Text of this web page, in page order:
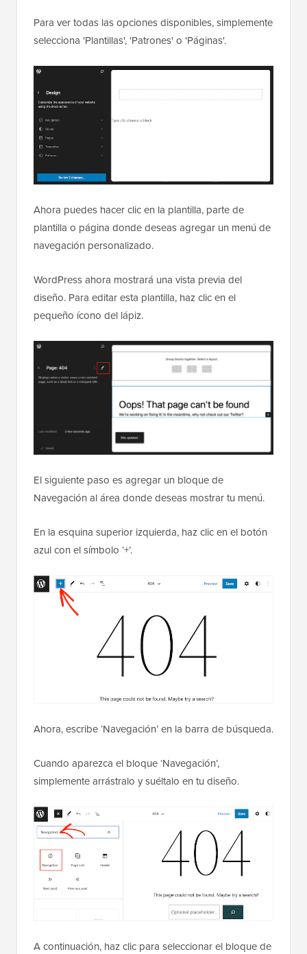
Para ver todas las opciones disponibles, simplemente
selecciona 'Plantillas', 'Patrones' o 'Páginas'.
Ahora puedes hacer clic en la plantilla, parte de
plantilla o página donde deseas agregar un menú de
navegación personalizado.
WordPress ahora mostrará una vista previa del
diseño. Para editar esta plantilla, haz clic en el
pequeño ícono del lápiz.
El siguiente paso es agregar un bloque de
Navegación al área donde deseas mostrar tu menú.
En la esquina superior izquierda, haz clic en el botón
azul con el símbolo ‘+’.
Ahora, escribe ‘Navegación’ en la barra de búsqueda.
Cuando aparezca el bloque ‘Navegación’,
simplemente arrástralo y suéltalo en tu diseño.
A continuación, haz clic para seleccionar el bloque de